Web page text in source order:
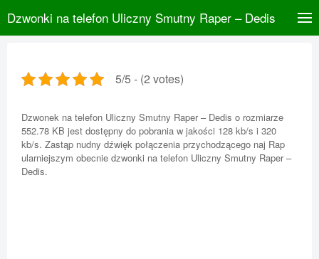
Dzwonki na telefon Uliczny Smutny Raper – Dedis
5/5 - (2 votes)
Dzwonek na telefon Uliczny Smutny Raper – Dedis o rozmiarze
552.78 KB jest dostępny do pobrania w jakości 128 kb/s i 320
kb/s. Zastąp nudny dźwięk połączenia przychodzącego naj Rap
ularniejszym obecnie dzwonki na telefon Uliczny Smutny Raper –
Dedis.